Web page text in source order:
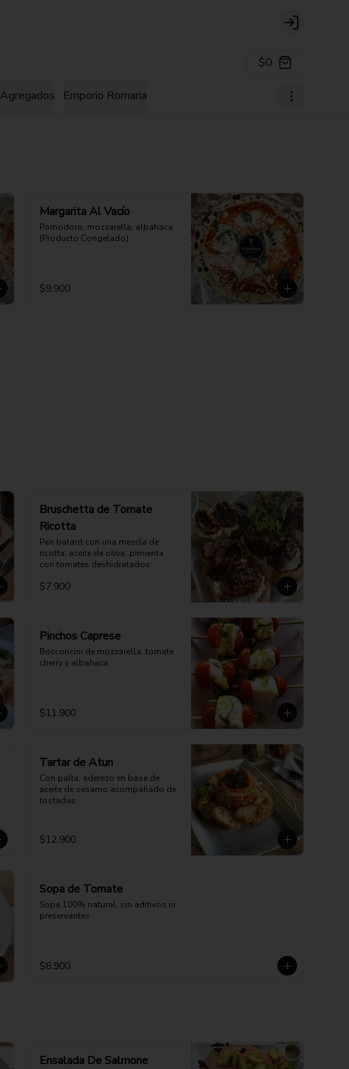
Login
$0
Agregados Emporio Romaria
Margarita Al Vacío
Pomodoro, mozzarella, albahaca
(Producto Congelado)
$9.900
Bruschetta de Tomate
Ricotta
Pan batard con una mezcla de
ricotta, aceite de oliva, pimienta
con tomates deshidratados
$7.900
Pinchos Caprese
Bocconcini de mozzarella, tomate
cherry y albahaca
$11.900
Tartar de Atun
Con palta, aderezo en base de
aceite de sesamo acompañado de
tostadas
$12.900
Sopa de Tomate
Sopa 100% natural, sin aditivos ni
preservantes
$6.900
Ensalada De Salmone